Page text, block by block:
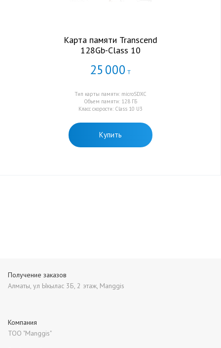
Карта памяти Transcend
128Gb-Class 10
25 000 Т
Тип карты памяти: microSDXC
Объем памяти: 128 ГБ
Класс скорости: Class 10 U3
Купить
Получение заказов
Алматы, ул Ыкылас 3Б, 2 этаж, Manggis
Компания
ТОО "Manggis"